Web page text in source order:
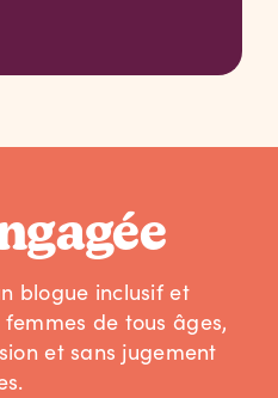
blogue inclusif et
de tous âges,
et sans jugement